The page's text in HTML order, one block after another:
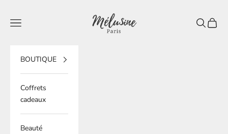
Mélusine Paris
Ouvrir la navigation
Ouvrir la
Voir
BOUTIQUE
Coffrets
cadeaux
Beauté